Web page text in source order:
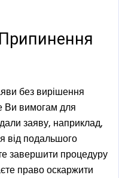
без вирішення
Ви вимогам для
заяву, наприклад,
від подальшого
завершити процедуру
право оскаржити